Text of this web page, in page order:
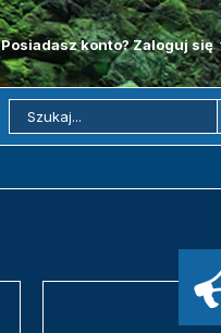
Posiadasz konto? Zaloguj się